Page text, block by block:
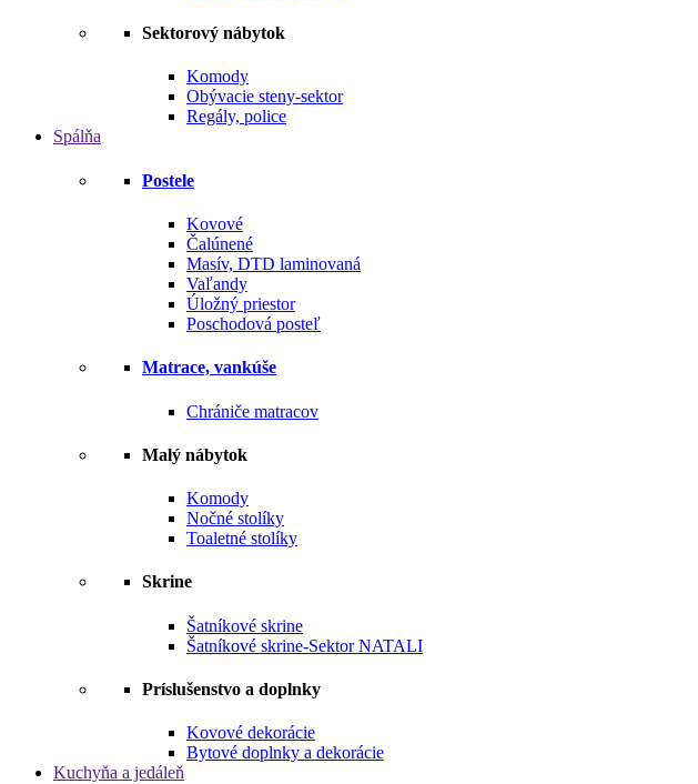
Sektorový nábytok
Komody
Obývacie steny-sektor
Regály, police
Spálňa
Postele
Kovové
Čalúnené
Masív, DTD laminovaná
Vaľandy
Úložný priestor
Poschodová posteľ
Matrace, vankúše
Chrániče matracov
Malý nábytok
Komody
Nočné stolíky
Toaletné stolíky
Skrine
Šatníkové skrine
Šatníkové skrine-Sektor NATALI
Príslušenstvo a doplnky
Kovové dekorácie
Bytové doplnky a dekorácie
Kuchyňa a jedáleň